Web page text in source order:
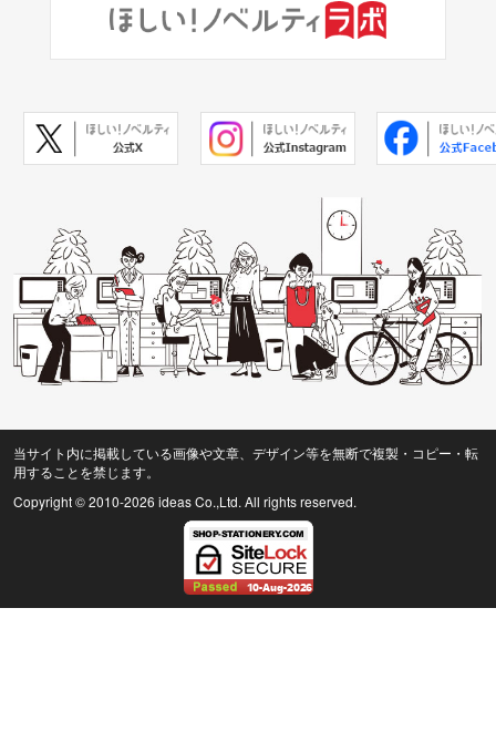
当サイト内に掲載している画像や文章、デザイン等を無断で複製・コピー・転
用することを禁じます。
Copyright © 2010-2026 ideas Co.,Ltd. All rights reserved.